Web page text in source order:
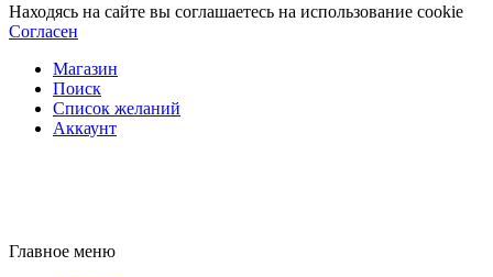
Находясь на сайте вы соглашаетесь на использование cookie
Согласен
Магазин
Поиск
Список желаний
Аккаунт
Главное меню